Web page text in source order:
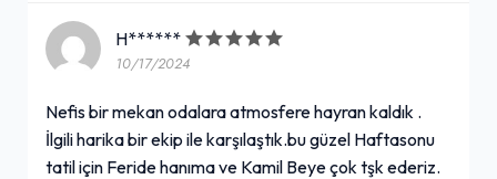
H******
10/17/2024
Nefis bir mekan odalara atmosfere hayran kaldık .
İlgili harika bir ekip ile karşılaştık.bu güzel Haftasonu
tatil için Feride hanıma ve Kamil Beye çok tşk ederiz.